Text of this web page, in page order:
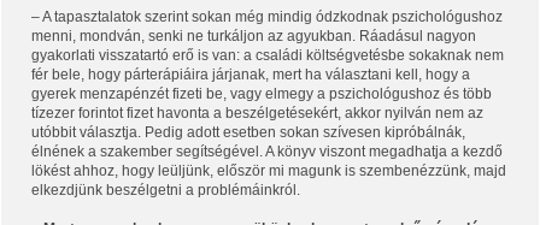
– A tapasztalatok szerint sokan még mindig ódzkodnak pszichológushoz
menni, mondván, senki ne turkáljon az agyukban. Ráadásul nagyon
gyakorlati visszatartó erő is van: a családi költségvetésbe sokaknak nem
fér bele, hogy párterápiáira járjanak, mert ha választani kell, hogy a
gyerek menzapénzét fizeti be, vagy elmegy a pszichológushoz és több
tízezer forintot fizet havonta a beszélgetésekért, akkor nyilván nem az
utóbbit választja. Pedig adott esetben sokan szívesen kipróbálnák,
élnének a szakember segítségével. A könyv viszont megadhatja a kezdő
lökést ahhoz, hogy leüljünk, először mi magunk is szembenézzünk, majd
elkezdjünk beszélgetni a problémáinkról.